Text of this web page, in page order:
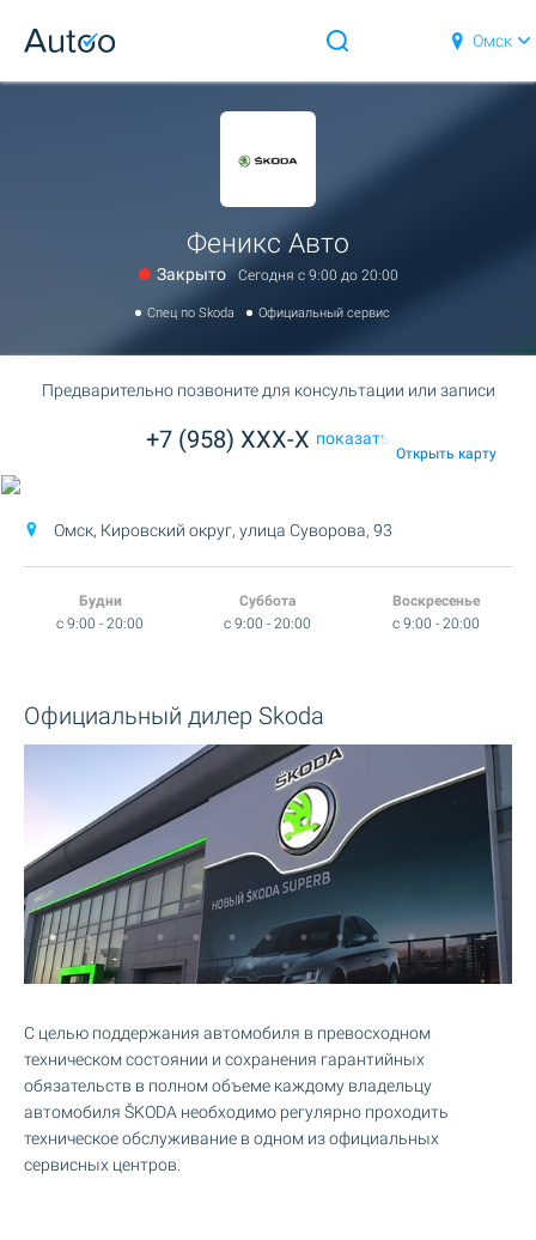
Омск
Феникс Авто
Закрыто Сегодня c 9:00 до 20:00
Спец по Skoda Официальный сервис
Предварительно позвоните для консультации или записи
+7 (958) XXX-X показать
Открыть карту
Омск, Кировский округ, улица Суворова, 93
Будни
c 9:00 - 20:00
Суббота
c 9:00 - 20:00
Воскресенье
c 9:00 - 20:00
Официальный дилер Skoda
С целью поддержания автомобиля в превосходном
техническом состоянии и сохранения гарантийных
обязательств в полном объеме каждому владельцу
автомобиля ŠKODA необходимо регулярно проходить
техническое обслуживание в одном из официальных
сервисных центров.